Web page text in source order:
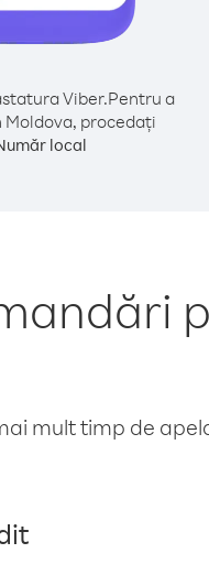
Viber.Pentru a
Moldova, procedați
local
mult timp de